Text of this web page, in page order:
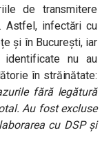
de transmitere
Astfel, infectări cu
și în București, iar
nu au
în străinătate:
fără legătură
Au fost excluse
cu DSP și